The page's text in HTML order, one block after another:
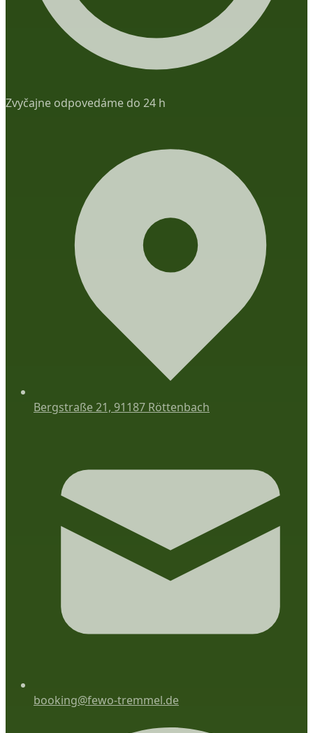
Zvyčajne odpovedáme do 24 h
Bergstraße 21, 91187 Röttenbach
booking@fewo-tremmel.de